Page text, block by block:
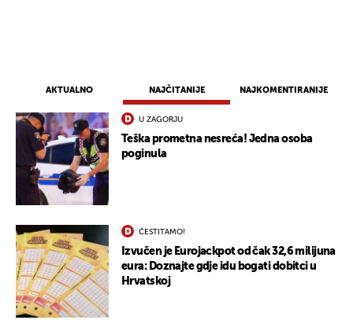
AKTUALNO NAJČITANIJE NAJKOMENTIRANIJE
U ZAGORJU
Teška prometna nesreća! Jedna osoba
poginula
ČESTITAMO!
Izvučen je Eurojackpot od čak 32,6 milijuna
eura: Doznajte gdje idu bogati dobitci u
Hrvatskoj